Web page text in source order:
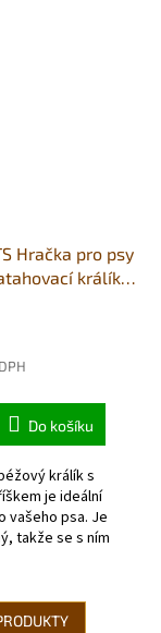
Hračka pro psy
králík s
Do košíku
králík s
je ideální
vašeho psa. Je
takže se s ním